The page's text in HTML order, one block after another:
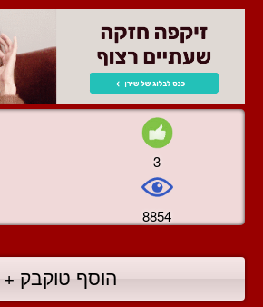
3
8854
הוסף טוקבק +